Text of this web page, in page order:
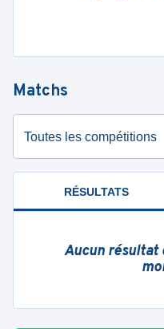
Matchs
Toutes les compétitions
RÉSULTATS
Aucun résultat